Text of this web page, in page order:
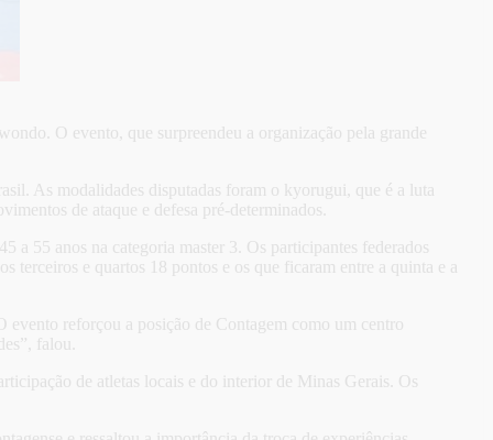
O evento, que surpreendeu a organização pela grande
As modalidades disputadas foram o kyorugui, que é a luta
de ataque e defesa pré-determinados.
a 55 anos na categoria master 3. Os participantes federados
terceiros e quartos 18 pontos e os que ficaram entre a quinta e a
reforçou a posição de Contagem como um centro
falou.
de atletas locais e do interior de Minas Gerais. Os